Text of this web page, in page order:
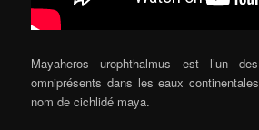
Mayaheros urophthalmus est l’un
omniprésents dans les eaux
nom de cichlidé maya.